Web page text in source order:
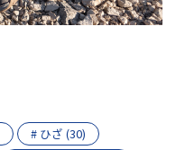
# ひざ (30)